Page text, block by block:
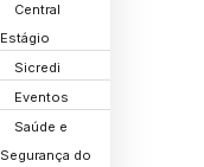
Central
Estágio
Sicredi
Eventos
Saúde e
Segurança do